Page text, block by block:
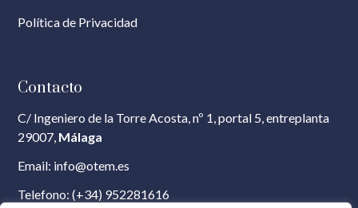
Política de Privacidad
Contacto
C/ Ingeniero de la Torre Acosta, nº 1, portal 5, entreplanta
29007, Málaga
Email: info@otem.es
Telefono:(+34) 952281616